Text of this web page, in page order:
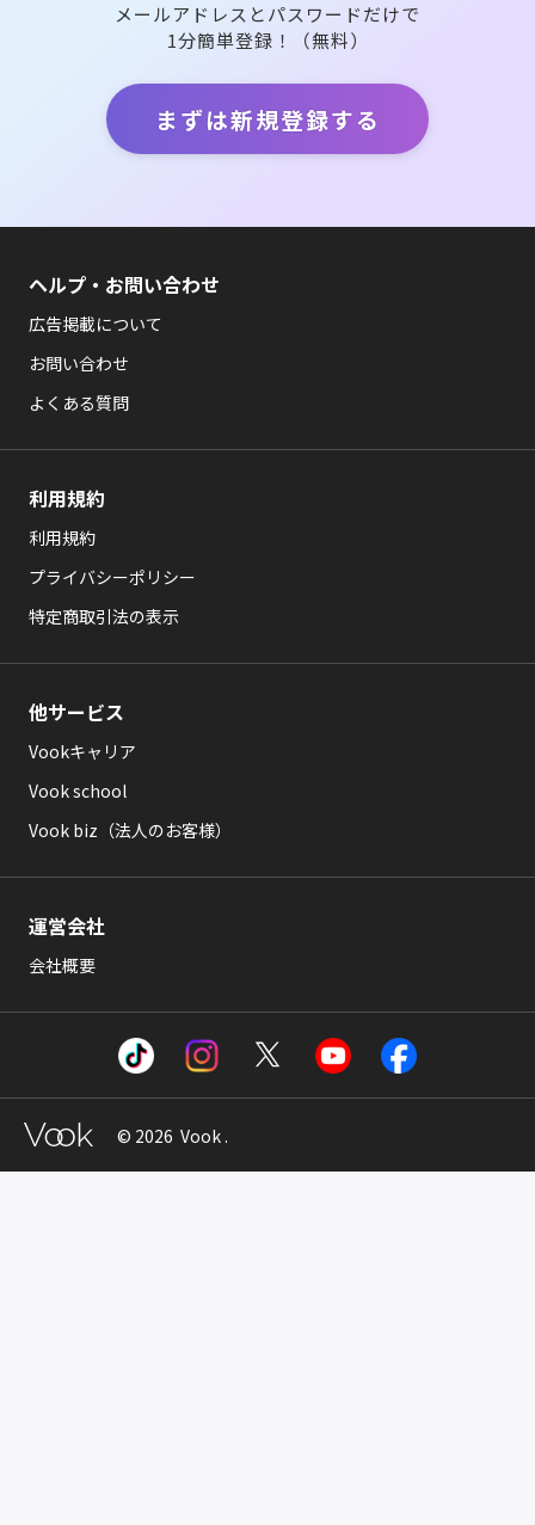
メールアドレスとパスワードだけで
1分簡単登録！（無料）
まずは新規登録する
ヘルプ・お問い合わせ
広告掲載について
お問い合わせ
よくある質問
利用規約
利用規約
プライバシーポリシー
特定商取引法の表示
他サービス
Vookキャリア
Vook school
Vook biz（法人のお客様）
運営会社
会社概要
© 2026 Vook .